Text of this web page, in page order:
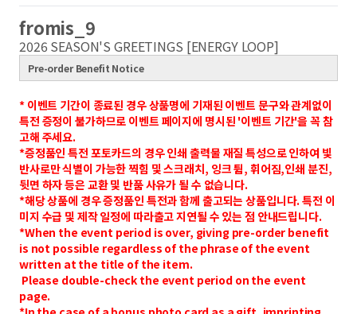
fromis_9
2026 SEASON'S GREETINGS [ENERGY LOOP]
Pre-order Benefit Notice
* 이벤트 기간이 종료된 경우 상품명에 기재된 이벤트 문구와 관계없이
특전 증정이 불가하므로 이벤트 페이지에 명시된 '이벤트 기간'을 꼭 참
고해 주세요.
*증정품인 특전 포토카드의 경우 인쇄 출력물 재질 특성으로 인하여 빛
반사로만 식별이 가능한 찍힘 및 스크래치, 잉크 튐, 휘어짐,인쇄 분진,
뒷면 하자 등은 교환 및 반품 사유가 될 수 없습니다.
*해당 상품에 경우 증정품인 특전과 함께 출고되는 상품입니다.특전 이
미지 수급 및 제작 일정에 따라출고 지연될 수 있는 점 안내드립니다.
*When the event period is over, giving pre-order benefit
is not possible regardless of the phrase of the event
written at the title of the item.
Please double-check the event period on the event
page.